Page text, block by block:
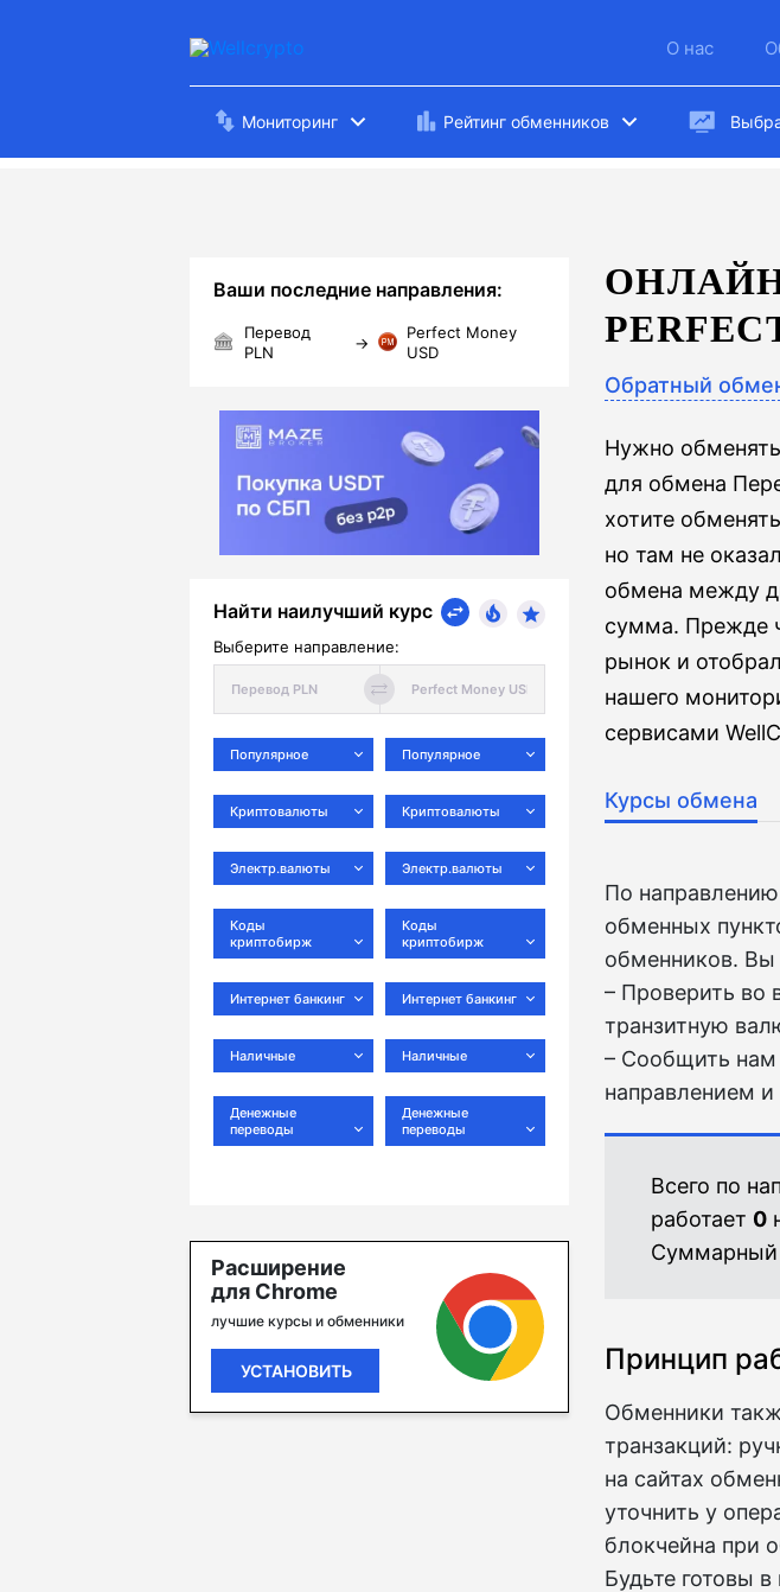
О нас
Мониторинг Рейтинг обменников
Ваши последние направления:
Перевод
PLN
→
Perfect Money
USD
Найти наилучший курс
Выберите направление:
Популярное
Криптовалюты
Электр.валюты
Коды
криптобирж
Интернет банкинг
Наличные
Денежные
переводы
Популярное
Криптовалюты
Электр.валюты
Коды
криптобирж
Интернет банкинг
Наличные
Денежные
переводы
Расширение
для Chrome
лучшие курсы и обменники
УСТАНОВИТЬ
Обратный
Нужно
для обмена
хотите
но там не
обмена между
сумма. Прежде
рынок и
нашего
сервисами
Курсы обмена
По
обменных
обменников.
– Проверить во
транзитную
– Сообщить нам
направлением
Всего по
работает 0
Суммарный
Принцип
Обменники
транзакций:
на сайтах
уточнить у
блокчейна при
Будьте готовы